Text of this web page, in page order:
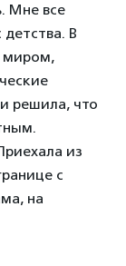
Мне все
В
миром,
решила, что
из
с
на